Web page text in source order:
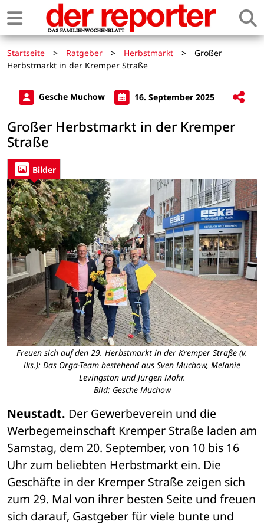
Startseite > Ratgeber > Herbstmarkt >
Großer
Herbstmarkt in der Kremper Straße
Gesche Muchow 16. September 2025
Großer Herbstmarkt in der Kremper
Straße
Bilder
Freuen sich auf den 29. Herbstmarkt in der Kremper Straße (v.
lks.): Das Orga-Team bestehend aus Sven Muchow, Melanie
Levingston und Jürgen Mohr.
Bild: Gesche Muchow
Neustadt. Der Gewerbeverein und die
Werbegemeinschaft Kremper Straße laden am
Samstag, dem 20. September, von 10 bis 16
Uhr zum beliebten Herbstmarkt ein. Die
Geschäfte in der Kremper Straße zeigen sich
zum 29. Mal von ihrer besten Seite und freuen
sich darauf, Gastgeber für viele bunte und